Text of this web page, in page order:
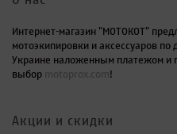
Интернет-магазин "МОТОКОТ"
мотоэкипировки и аксессуаров
Украине наложенным платежом и
выборmotoprox.com!
Акции и скидки